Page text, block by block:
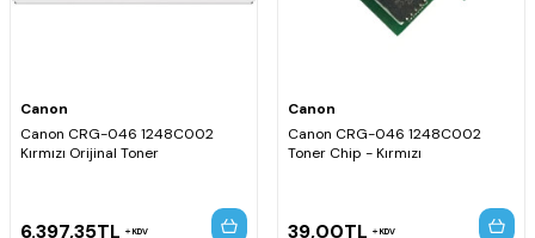
Canon
Canon CRG-046 1248C002
Kırmızı Orijinal Toner
6.397,35TL KDV
Canon
Canon CRG-046 1248C002
Toner Chip - Kırmızı
39,00TL KDV